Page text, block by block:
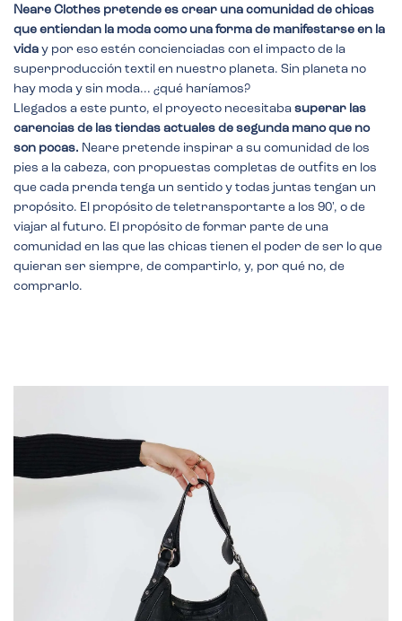
Neare Clothes pretende es crear una comunidad de chicas
que entiendan la moda como una forma de manifestarse en la
vida y por eso estén concienciadas con el impacto de la
superproducción textil en nuestro planeta. Sin planeta no
hay moda y sin moda... ¿qué haríamos?
Llegados a este punto, el proyecto necesitaba superar las
carencias de las tiendas actuales de segunda mano que no
son pocas. Neare pretende inspirar a su comunidad de los
pies a la cabeza, con propuestas completas de outfits en los
que cada prenda tenga un sentido y todas juntas tengan un
propósito. El propósito de teletransportarte a los 90', o de
viajar al futuro. El propósito de formar parte de una
comunidad en las que las chicas tienen el poder de ser lo que
quieran ser siempre, de compartirlo, y, por qué no, de
comprarlo.